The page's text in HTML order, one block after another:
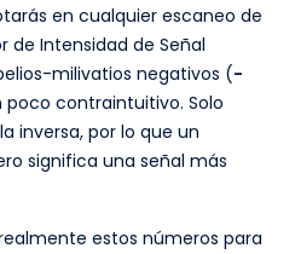
en cualquier escaneo de
de Intensidad de Señal
milivatios negativos (-
poco contraintuitivo. Solo
inversa, por lo que un
significa una señal más
estos números para